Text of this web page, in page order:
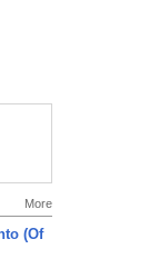
More
(Of